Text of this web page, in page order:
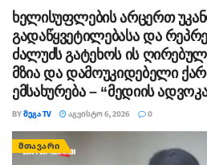
ხელისუფლების არცერთ
გადაწყვეტილებასა და
ძალუძს გატეხოს ის
მზია და დამოუკიდებელი
ემსახურება – “მედიის
BYᲛᲔᲒᲐ TV ᲐᲒᲕᲘᲡᲢᲝ 6, 2026 0
ᲛᲗᲐᲕᲐᲠᲘ